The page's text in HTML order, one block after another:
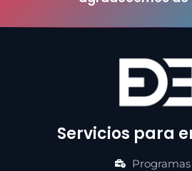
Servicios para